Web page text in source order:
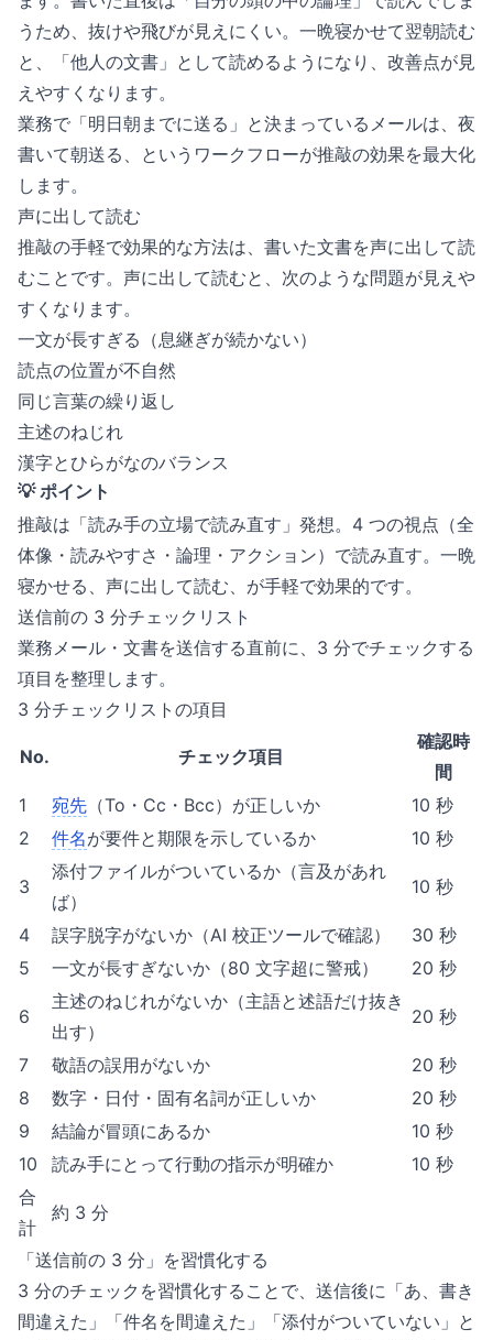
うため、抜けや飛びが見えにくい。一晩寝かせて翌朝読む
と、「他人の文書」として読めるようになり、改善点が見
えやすくなります。
業務で「明日朝までに送る」と決まっているメールは、夜
書いて朝送る、というワークフローが推敲の効果を最大化
します。
声に出して読む
推敲の手軽で効果的な方法は、書いた文書を声に出して読
むことです。声に出して読むと、次のような問題が見えや
すくなります。
一文が長すぎる（息継ぎが続かない）
読点の位置が不自然
同じ言葉の繰り返し
主述のねじれ
漢字とひらがなのバランス
💡 ポイント
推敲は「読み手の立場で読み直す」発想。4 つの視点（全
体像・読みやすさ・論理・アクション）で読み直す。一晩
寝かせる、声に出して読む、が手軽で効果的です。
送信前の 3 分チェックリスト
業務メール・文書を送信する直前に、3 分でチェックする
項目を整理します。
3 分チェックリストの項目
No. チェック項目
確認時
間
1
宛先 （To・Cc・Bcc）が正しいか
10 秒
2
件名が要件と期限を示しているか 10 秒
3
添付ファイルがついているか（言及があれ
ば）
10 秒
4 誤字脱字がないか（AI 校正ツールで確認）
30 秒
5
一文が長すぎないか（80 文字超に警戒） 20 秒
6
主述のねじれがないか（主語と述語だけ抜き
出す）
20 秒
7 敬語の誤用がないか
20 秒
8
数字・日付・固有名詞が正しいか
20 秒
9
結論が冒頭にあるか
10 秒
10
読み手にとって行動の指示が明確か
10 秒
合
計
約 3 分
「送信前の 3 分」を習慣化する
3 分のチェックを習慣化することで、送信後に「あ、書き
間違えた」「件名を間違えた」「添付がついていない」と